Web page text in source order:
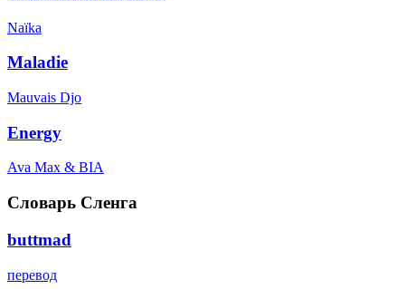
Naïka
Maladie
Mauvais Djo
Energy
Ava Max & BIA
Словарь Сленга
buttmad
перевод